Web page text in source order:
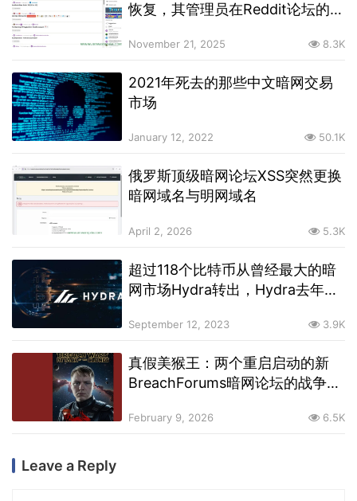
恢复，其管理员在Reddit论坛的账
November 21, 2025 8.3K
2021年死去的那些中文暗网交易
市场
January 12, 2022 50.1K
俄罗斯顶级暗网论坛XSS突然更换
暗网域名与明网域名
April 2, 2026 5.3K
超过118个比特币从曾经最大的暗
网市场Hydra转出，Hydra去年被
September 12, 2023 3.9K
真假美猴王：两个重启启动的新
BreachForums暗网论坛的战争正
February 9, 2026 6.5K
Leave a Reply